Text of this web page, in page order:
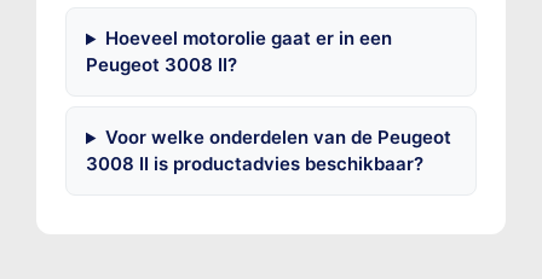
Hoeveel motorolie gaat er in een
Peugeot 3008 II?
Voor welke onderdelen van de Peugeot
3008 II is productadvies beschikbaar?